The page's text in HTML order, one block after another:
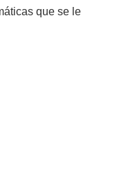
que se le